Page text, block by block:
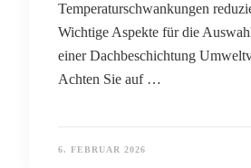
Temperaturschwankungen
Wichtige Aspekte für die
einer Dachbeschichtung
Achten Sie auf …
6. FEBRUAR 2026